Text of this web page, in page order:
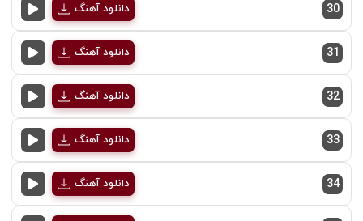
30 دانلود آهنگ
31 دانلود آهنگ
32 دانلود آهنگ
33 دانلود آهنگ
34 دانلود آهنگ